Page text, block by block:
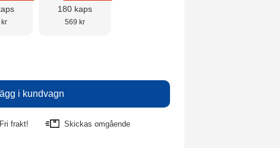
180 kaps
569 kr
Fri frakt! Skickas omgående